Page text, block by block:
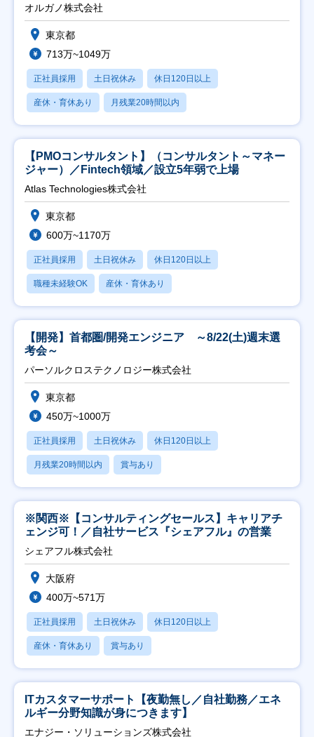
オルガノ株式会社
東京都
713万~1049万
正社員採用 土日祝休み 休日120日以上
産休・育休あり 月残業20時間以内
【PMOコンサルタント】（コンサルタント～マネー
ジャー）／Fintech領域／設立5年弱で上場
Atlas Technologies株式会社
東京都
600万~1170万
正社員採用 土日祝休み 休日120日以上
職種未経験OK 産休・育休あり
【開発】首都圏/開発エンジニア ～8/22(土)週末選
考会～
パーソルクロステクノロジー株式会社
東京都
450万~1000万
正社員採用 土日祝休み 休日120日以上
月残業20時間以内 賞与あり
※関西※【コンサルティングセールス】キャリアチ
ェンジ可！／自社サービス『シェアフル』の営業
シェアフル株式会社
大阪府
400万~571万
正社員採用 土日祝休み 休日120日以上
産休・育休あり 賞与あり
ITカスタマーサポート【夜勤無し／自社勤務／エネ
ルギー分野知識が身につきます】
エナジー・ソリューションズ株式会社